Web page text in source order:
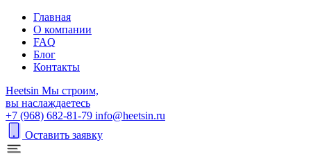
Главная
О компании
FAQ
Блог
Контакты
Heetsin Мы строим,
вы наслаждаетесь
+7 (968) 682-81-79 info@heetsin.ru
Оставить заявку